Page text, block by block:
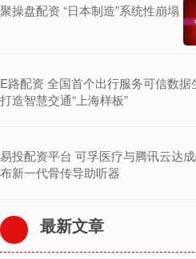
聚操盘配资 “日本制造”系统性崩塌
E路配资 全国首个出行服务可信数据
打造智慧交通“上海样板”
易投配资平台 可孚医疗与腾讯云达
布新一代骨传导助听器
最新文章